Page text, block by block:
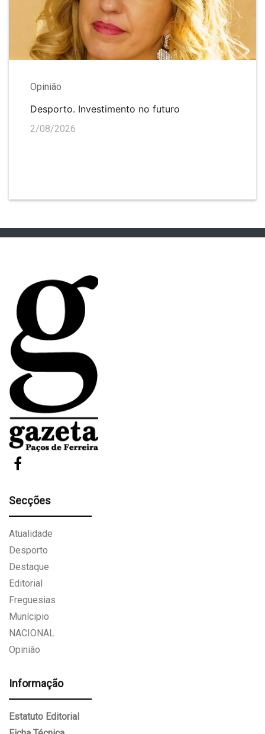
Opinião
Desporto. Investimento no futuro
2/08/2026
Secções
Atualidade
Desporto
Destaque
Editorial
Freguesias
Munícipio
NACIONAL
Opinião
Informação
Estatuto Editorial